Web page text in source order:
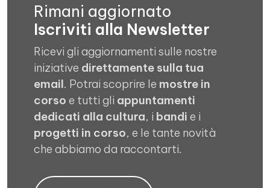
Rimani aggiornato
Iscriviti alla Newsletter
Ricevi gli aggiornamenti sulle nostre
iniziative direttamente sulla tua
email. Potrai scoprire le mostre in
corso e tutti gli appuntamenti
dedicati alla cultura, i bandi e i
progetti in corso, e le tante novità
che abbiamo da raccontarti.